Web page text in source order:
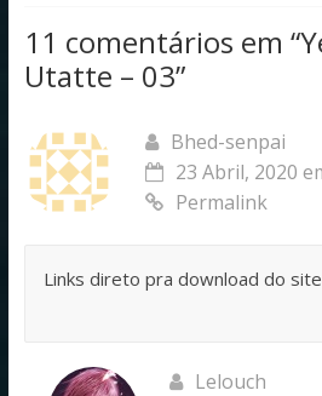
11 comentários em “
Utatte – 03”
Bhed-senpai
23 Abril, 2020
Permalink
Links direto pra download do
Lelouch